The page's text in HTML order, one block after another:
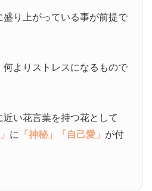
盛り上がっている事が前提で
何よりストレスになるもので
近い花言葉を持つ花として
に 「神秘」 「自己愛」 が付